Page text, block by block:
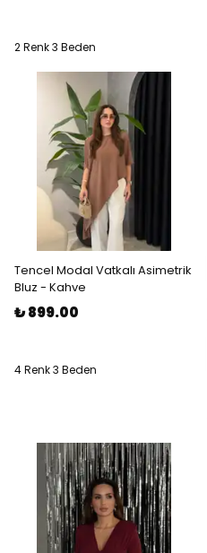
2 Renk 3 Beden
Tencel Modal Vatkalı Asimetrik
Bluz - Kahve
₺ 899.00
4 Renk 3 Beden